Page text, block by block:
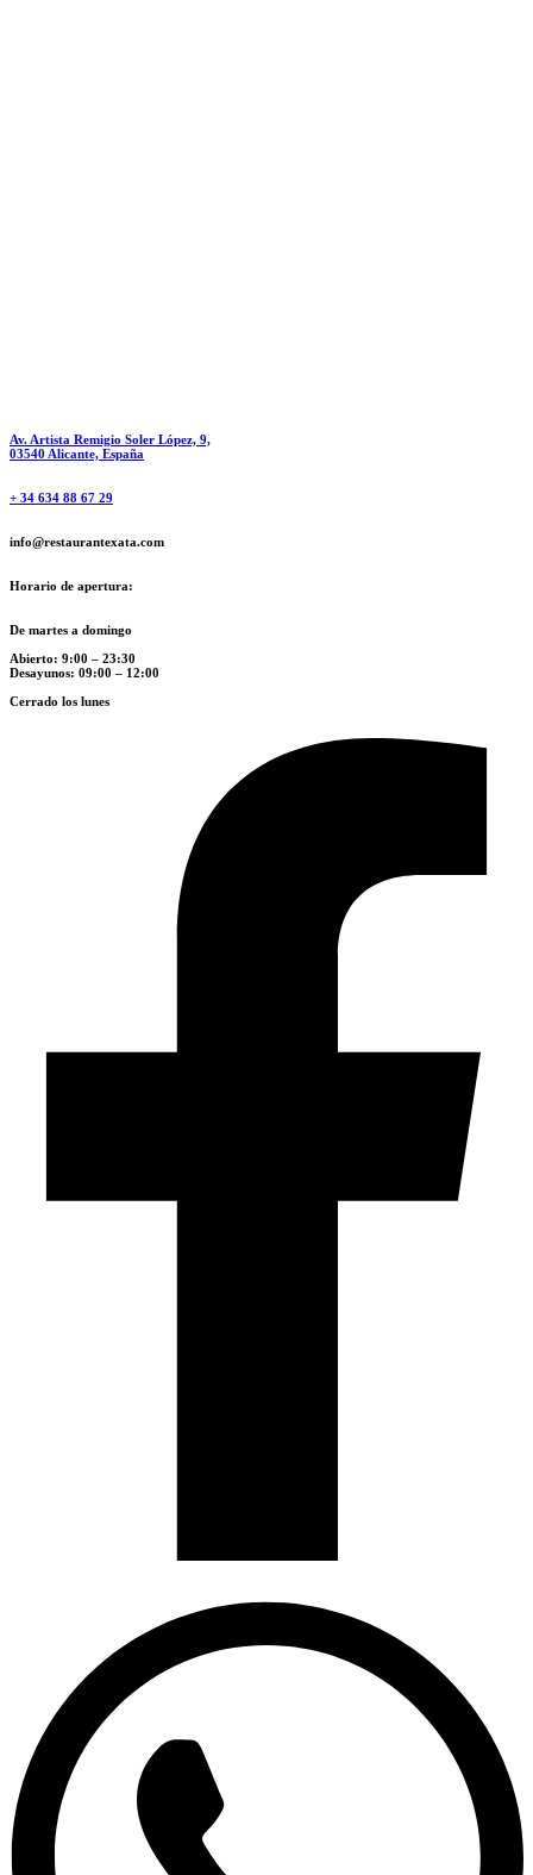
Av. Artista Remigio Soler López, 9,
03540 Alicante, España
+ 34 634 88 67 29
info@restaurantexata.com
Horario de apertura:
De martes a domingo
Abierto: 9:00 – 23:30
Desayunos: 09:00 – 12:00
Cerrado los lunes